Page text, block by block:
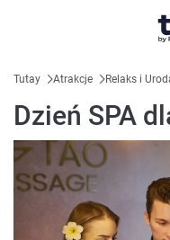
Tutay Atrakcje Relaks i
Dzień SPA